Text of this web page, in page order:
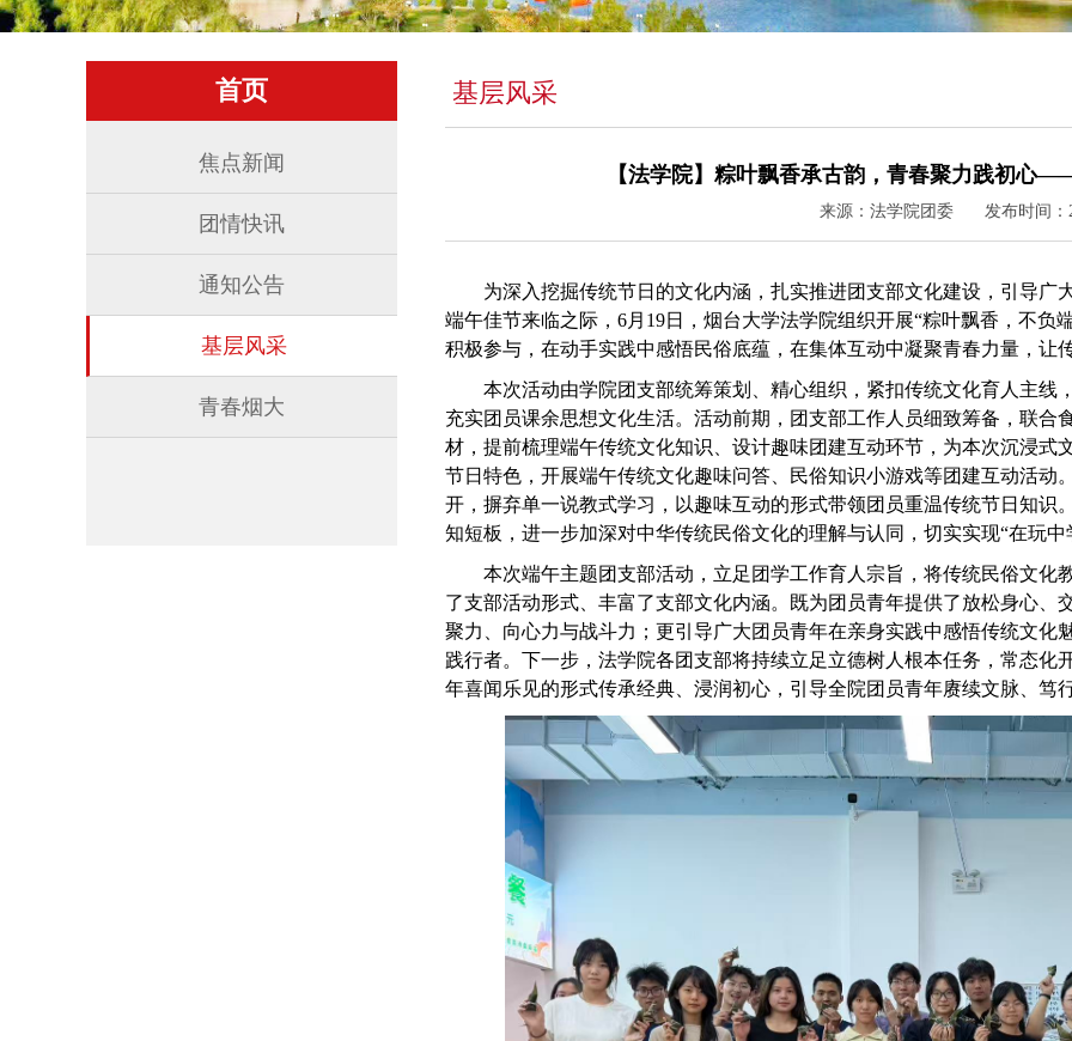
首页
焦点新闻
团情快讯
通知公告
基层风采
青春烟大
基层风采
【法学院】粽叶飘香承古韵，青春聚力践初心
来源：法学院团委 发布时间：
为深入挖掘传统节日的文化内涵，扎实推进团支部文化建设，引导广
端午佳节来临之际， 6月19日，烟台大学法学院组织开展“粽叶飘香，不负
积极参与，在动手实践中感悟民俗底蕴，在集体互动中凝聚青春力量，让
本次活动由学院团支部统筹策划、精心组织，紧扣传统文化育人主线
充实团员课余思想文化生活。活动前期，团支部工作人员细致筹备，联合
材，提前梳理端午传统文化知识、设计趣味团建互动环节，为本次沉浸式
节日特色，开展端午传统文化趣味问答、民俗知识小游戏等团建互动活动
开，摒弃单一说教式学习，以趣味互动的形式带领团员重温传统节日知识
知短板，进一步加深对中华传统民俗文化的理解与认同，切实实现“在玩中
本次端午主题团支部活动，立足团学工作育人宗旨，将传统民俗文化
了支部活动形式、丰富了支部文化内涵。既为团员青年提供了放松身心、
聚力、向心力与战斗力；更引导广大团员青年在亲身实践中感悟传统文化
践行者。下一步，法学院各团支部将持续立足立德树人根本任务，常态
年喜闻乐见的形式传承经典、浸润初心，引导全院团员青年赓续文脉、笃